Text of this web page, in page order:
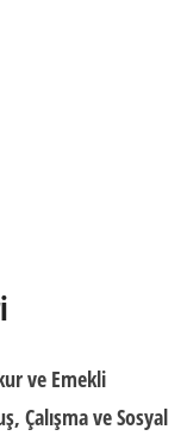
ve Emekli
Çalışma ve Sosyal